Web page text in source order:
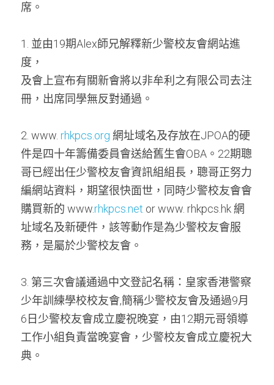
席。
1. 並由19期Alex師兄解釋新少警校友會網站進
度，
及會上宣布有關新會將以非牟利之有限公司去注
冊，出席同學無反對通過。
2. www. rhkpcs.org 網址域名及存放在JPOA的硬
件是四十年籌備委員會送給舊生會OBA。22期聰
哥已經出任少警校友會資訊組組長，聰哥正努力
編網站資料，期望很快面世，同時少警校友會會
購買新的 www.rhkpcs.net or www. rhkpcs.hk 網
址域名及新硬件，該等動作是為少警校友會服
務，是屬於少警校友會。
3. 第三次會議通過中文登記名稱：皇家香港警察
少年訓練學校校友會,簡稱少警校友會及通過9月
6日少警校友會成立慶祝晚宴，由12期元哥領導
工作小組負責當晚宴會，少警校友會成立慶祝大
典。